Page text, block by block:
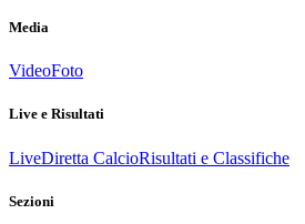
Media
VideoFoto
Live e Risultati
LiveDiretta CalcioRisultati e Classifiche
Sezioni